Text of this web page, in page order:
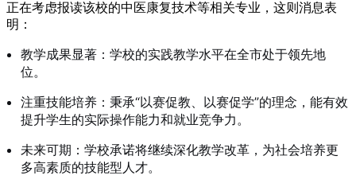
正在考虑报读该校的中医康复技术等相关专业，这则消息表
明：
教学成果显著：学校的实践教学水平在全市处于领先地
位。
注重技能培养：秉承“以赛促教、以赛促学”的理念，能有效
提升学生的实际操作能力和就业竞争力。
未来可期：学校承诺将继续深化教学改革，为社会培养更
多高素质的技能型人才。